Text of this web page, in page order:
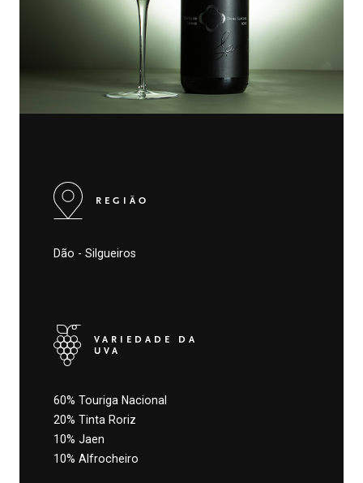
REGIÃO
Dão - Silgueiros
VARIEDADE DA
UVA
60% Touriga Nacional
20% Tinta Roriz
10% Jaen
10% Alfrocheiro